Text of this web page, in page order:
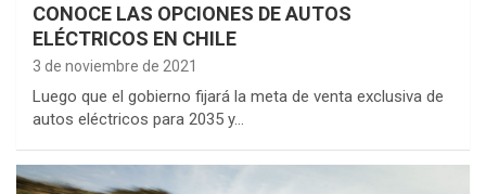
CONOCE LAS OPCIONES DE AUTOS
ELÉCTRICOS EN CHILE
3 de noviembre de 2021
Luego que el gobierno fijará la meta de venta exclusiva de
autos eléctricos para 2035 y…